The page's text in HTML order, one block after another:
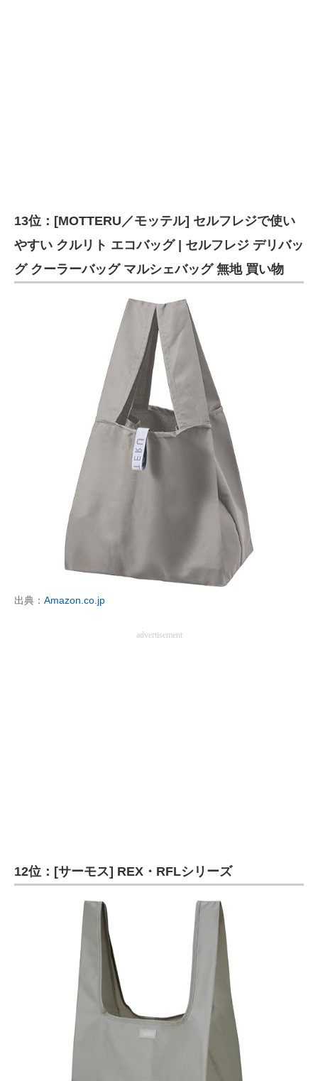
13位：[MOTTERU／モッテル] セルフレジで使い
やすい クルリト エコバッグ | セルフレジ デリバッ
グ クーラーバッグ マルシェバッグ 無地 買い物
出典： Amazon.co.jp
advertisement
12位：[サーモス] REX・RFLシリーズ